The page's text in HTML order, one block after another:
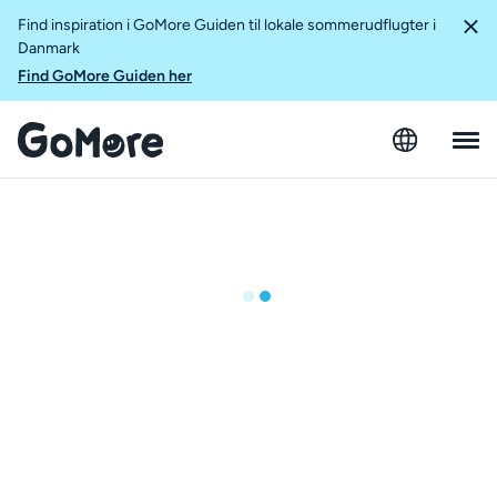
Find inspiration i GoMore Guiden til lokale sommerudflugter i
Danmark
Find GoMore Guiden her